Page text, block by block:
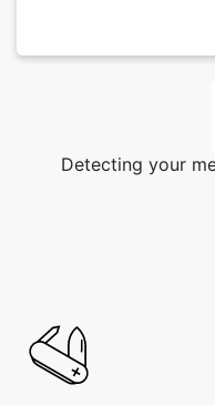
Detecting your